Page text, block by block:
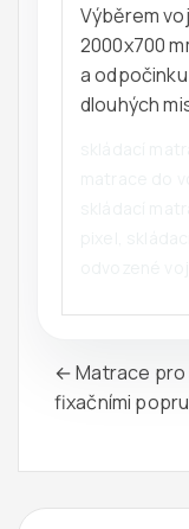
Výběrem
2000x700
a
dlouhých
← Matrace pro
fixačními